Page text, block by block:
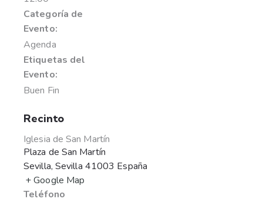
Categoría de
Evento:
Agenda
Etiquetas del
Evento:
Buen Fin
Recinto
Iglesia de San Martín
Plaza de San Martín
Sevilla, Sevilla 41003 España
+ Google Map
Teléfono